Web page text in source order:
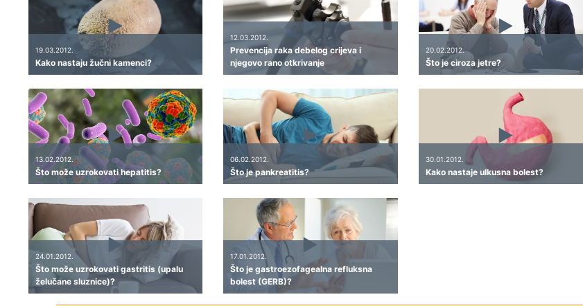
19.03.2012.
Kako nastaju žučni kamenci?
12.03.2012.
Prevencija raka debelog crijeva i
njegovo rano otkrivanje
20.02.2012.
Što je ciroza jetre?
13.02.2012.
Što može uzrokovati hepatitis?
06.02.2012.
Što je pankreatitis?
30.01.2012.
Kako nastaje ulkusna bolest?
24.01.2012.
Što može uzrokovati gastritis (upalu
želučane sluznice)?
17.01.2012.
Što je gastroezofagealna refluksna
bolest (GERB)?